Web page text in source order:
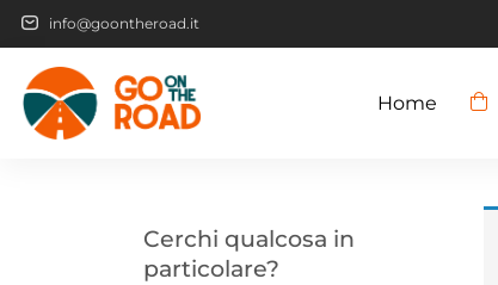
info@goontheroad.it
Home
Cerchi qualcosa in
particolare?